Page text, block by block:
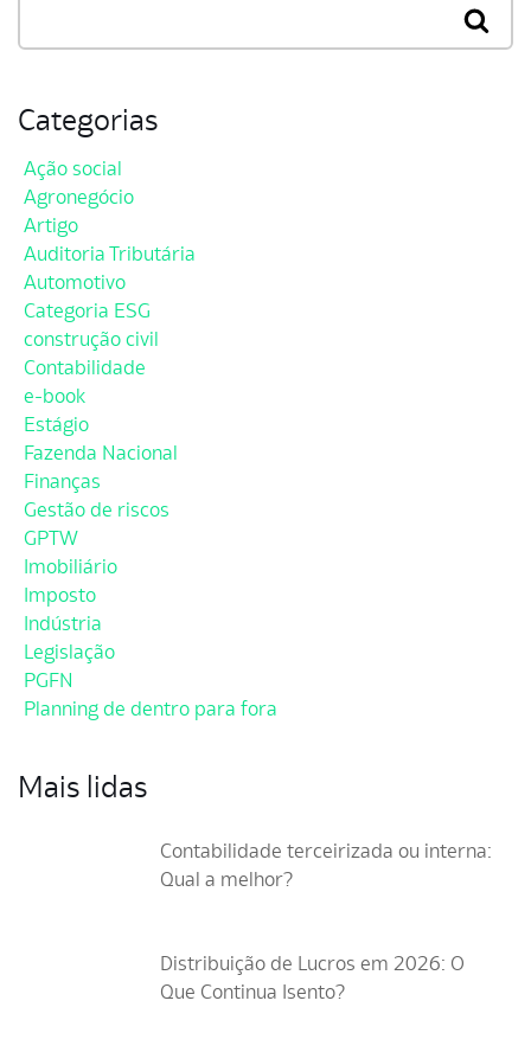
Categorias
Ação social
Agronegócio
Artigo
Auditoria Tributária
Automotivo
Categoria ESG
construção civil
Contabilidade
e-book
Estágio
Fazenda Nacional
Finanças
Gestão de riscos
GPTW
Imobiliário
Imposto
Indústria
Legislação
PGFN
Planning de dentro para fora
Mais lidas
Contabilidade terceirizada ou interna:
Qual a melhor?
Distribuição de Lucros em 2026: O
Que Continua Isento?